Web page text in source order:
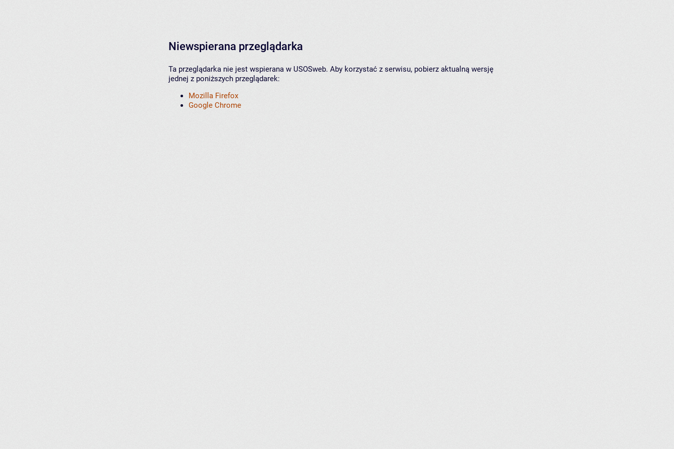
Niewspierana przeglądarka
Ta przeglądarka nie jest wspierana w USOSweb. Aby korzystać z serwisu, pobierz aktualną wersję
jednej z poniższych przeglądarek:
Mozilla Firefox
Google Chrome